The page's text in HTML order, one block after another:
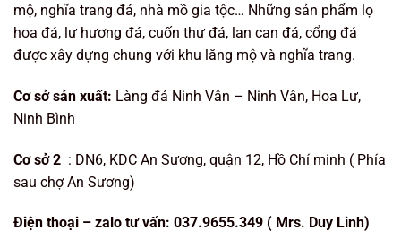
mộ, nghĩa trang đá, nhà mồ gia tộc… Những sản phẩm lọ
hoa đá, lư hương đá, cuốn thư đá, lan can đá, cổng đá
được xây dựng chung với khu lăng mộ và nghĩa trang.
Cơ sở sản xuất: Làng đá Ninh Vân – Ninh Vân, Hoa Lư,
Ninh Bình
Cơ sở 2 : DN6, KDC An Sương, quận 12, Hồ Chí minh ( Phía
sau chợ An Sương)
Điện thoại – zalo tư vấn: 037.9655.349 ( Mrs. Duy Linh)